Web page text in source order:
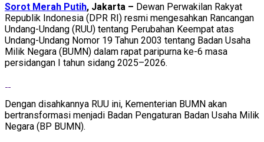
Sorot Merah Putih, Jakarta – Dewan Perwakilan Rakyat
Republik Indonesia (DPR RI) resmi mengesahkan Rancangan
Undang-Undang (RUU) tentang Perubahan Keempat atas
Undang-Undang Nomor 19 Tahun 2003 tentang Badan Usaha
Milik Negara (BUMN) dalam rapat paripurna ke-6 masa
persidangan I tahun sidang 2025–2026.
Dengan disahkannya RUU ini, Kementerian BUMN akan
bertransformasi menjadi Badan Pengaturan Badan Usaha Milik
Negara (BP BUMN).